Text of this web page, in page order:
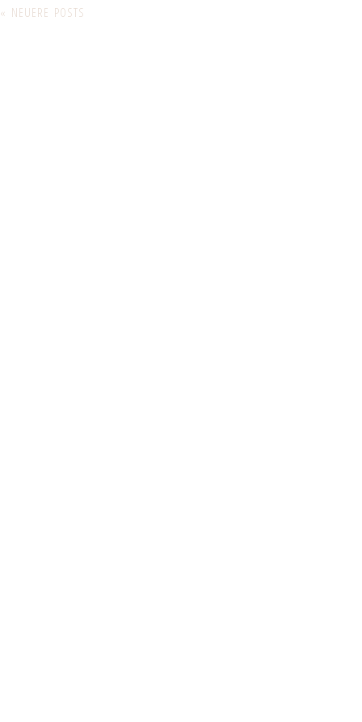
« NEUERE POSTS